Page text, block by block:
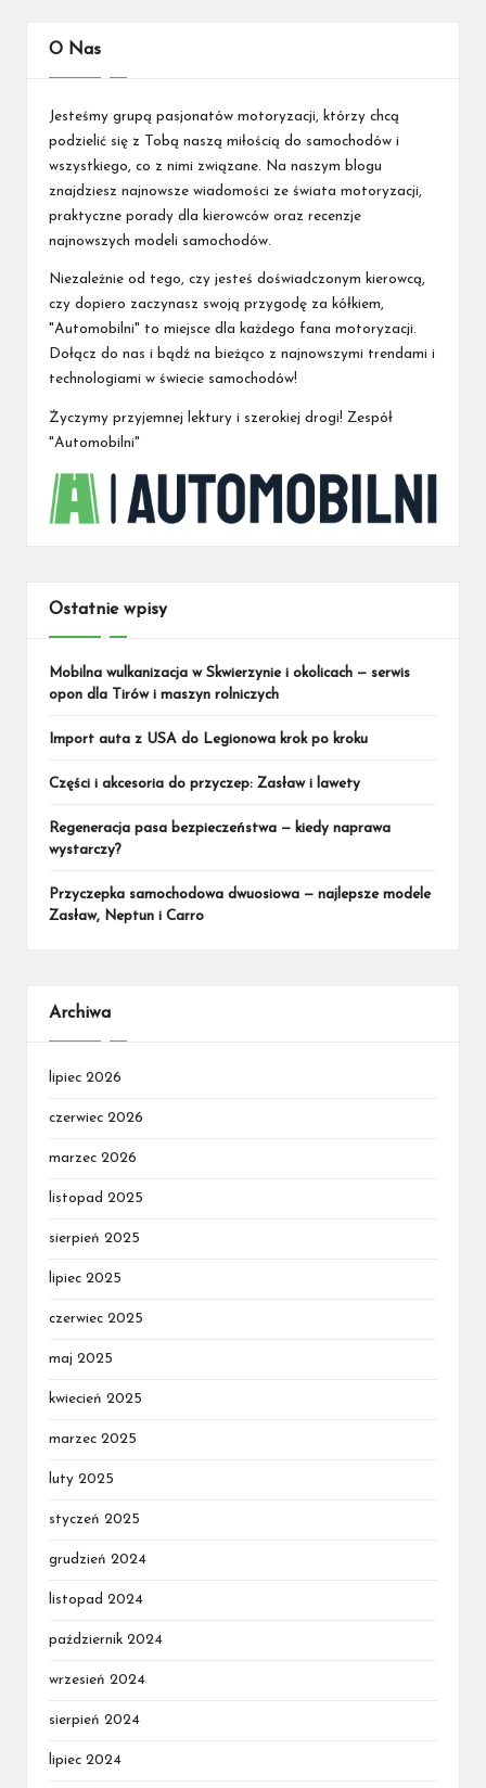
O Nas
Jesteśmy grupą pasjonatów motoryzacji, którzy chcą
podzielić się z Tobą naszą miłością do samochodów i
wszystkiego, co z nimi związane. Na naszym blogu
znajdziesz najnowsze wiadomości ze świata motoryzacji,
praktyczne porady dla kierowców oraz recenzje
najnowszych modeli samochodów.
Niezależnie od tego, czy jesteś doświadczonym kierowcą,
czy dopiero zaczynasz swoją przygodę za kółkiem,
"Automobilni" to miejsce dla każdego fana motoryzacji.
Dołącz do nas i bądź na bieżąco z najnowszymi trendami i
technologiami w świecie samochodów!
Życzymy przyjemnej lektury i szerokiej drogi! Zespół
"Automobilni"
Ostatnie wpisy
Mobilna wulkanizacja w Skwierzynie i okolicach — serwis
opon dla Tirów i maszyn rolniczych
Import auta z USA do Legionowa krok po kroku
Części i akcesoria do przyczep: Zasław i lawety
Regeneracja pasa bezpieczeństwa — kiedy naprawa
wystarczy?
Przyczepka samochodowa dwuosiowa — najlepsze modele
Zasław, Neptun i Carro
Archiwa
lipiec 2026
czerwiec 2026
marzec 2026
listopad 2025
sierpień 2025
lipiec 2025
czerwiec 2025
maj 2025
kwiecień 2025
marzec 2025
luty 2025
styczeń 2025
grudzień 2024
listopad 2024
październik 2024
wrzesień 2024
sierpień 2024
lipiec 2024